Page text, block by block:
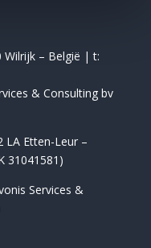
– België | t:
& Consulting bv
LA Etten-Leur –
31041581)
Services &